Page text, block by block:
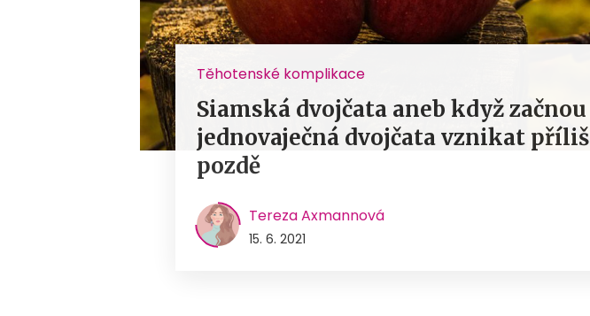
Těhotenské komplikace
Siamská dvojčata aneb když začnou
jednovaječná dvojčata vznikat příliš
pozdě
Tereza Axmannová
15. 6. 2021